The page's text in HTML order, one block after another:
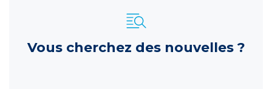
Vous cherchez des nouvelles ?